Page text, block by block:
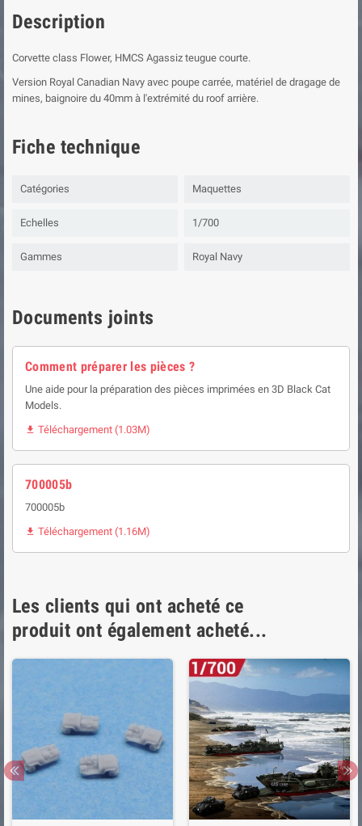
Description
Corvette class Flower, HMCS Agassiz teugue courte.
Version Royal Canadian Navy avec poupe carrée, matériel de dragage de
mines, baignoire du 40mm à l'extrémité du roof arrière.
Fiche technique
Catégories Maquettes
Echelles 1/700
Gammes Royal Navy
Documents joints
Comment préparer les pièces ?
Une aide pour la préparation des pièces imprimées en 3D Black Cat
Models.
 Téléchargement (1.03M)
700005b
700005b
 Téléchargement (1.16M)
Les clients qui ont acheté ce
produit ont également acheté...